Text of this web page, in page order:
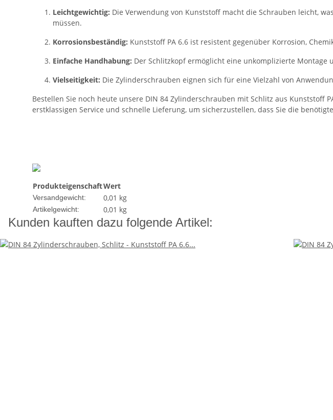
Leichtgewichtig: Die Verwendung von Kunststoff macht die Schrauben leicht,
müssen.
Korrosionsbeständig: Kunststoff PA 6.6 ist resistent gegenüber Korrosion,
Einfache Handhabung: Der Schlitzkopf ermöglicht eine unkomplizierte Montage
Vielseitigkeit: Die Zylinderschrauben eignen sich für eine Vielzahl von
Bestellen Sie noch heute unsere DIN 84 Zylinderschrauben mit Schlitz aus
erstklassigen Service und schnelle Lieferung, um sicherzustellen, dass Sie die
ProdukteigenschaftWert
Versandgewicht: 0,01 kg
Artikelgewicht: 0,01 kg
Kunden kauften dazu folgende Artikel: